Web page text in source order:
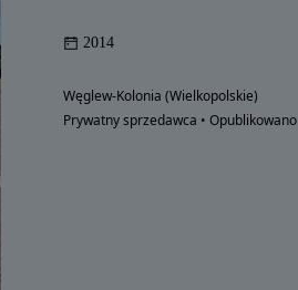
2014
Węglew-Kolonia (Wielkopolskie)
Prywatny sprzedawca • Opublikowano